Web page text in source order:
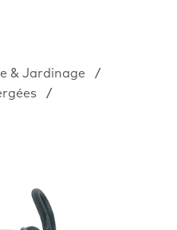
& Jardinage /
/